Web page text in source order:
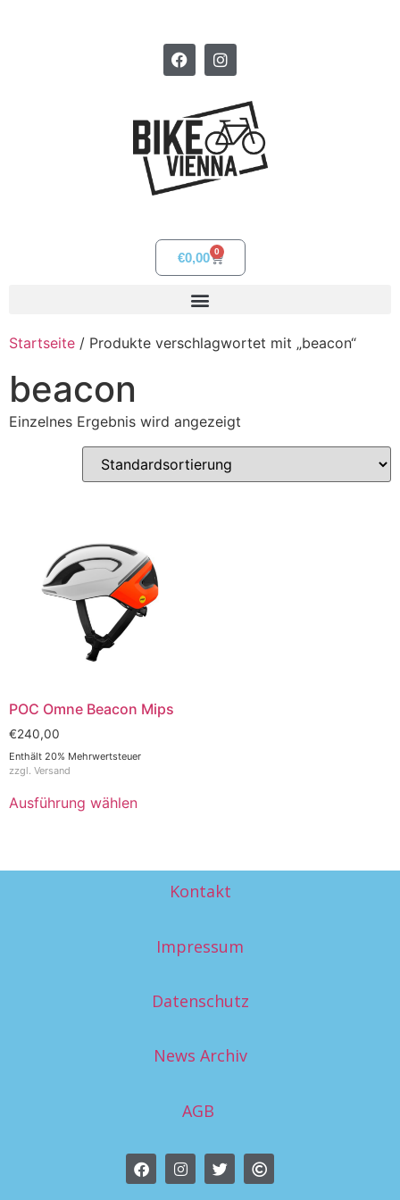
€0,00 0
Startseite / Produkte verschlagwortet mit „beacon“
beacon
Einzelnes Ergebnis wird angezeigt
POC Omne Beacon Mips
€240,00
Enthält 20% Mehrwertsteuer
zzgl. Versand
Ausführung wählen
Kontakt
Impressum
Datenschutz
News Archiv
AGB